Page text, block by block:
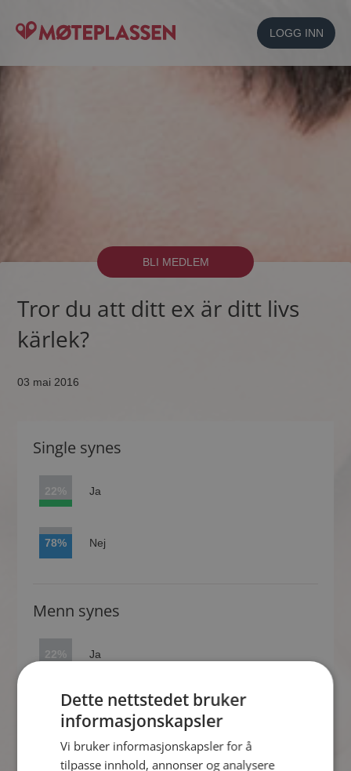
LOGG INN
BLI MEDLEM
Tror du att ditt ex är ditt livs
kärlek?
03 mai 2016
Single synes
22% Ja
78% Nej
Menn synes
22% Ja
78% Nej
Dette nettstedet bruker
informasjonskapsler
Vi bruker informasjonskapsler for å
tilpasse innhold, annonser og analysere